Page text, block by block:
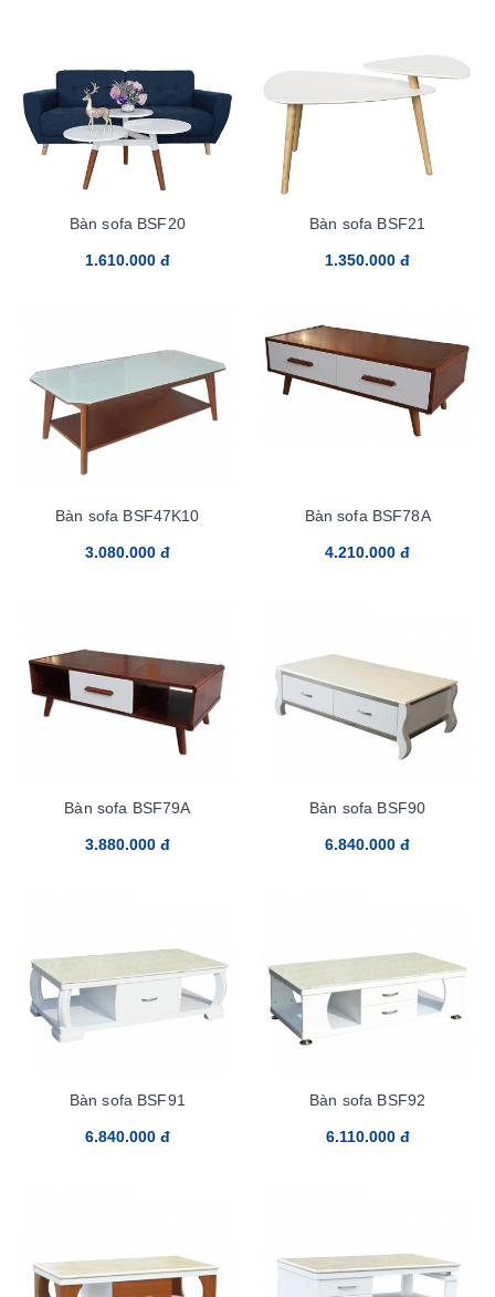
Bàn sofa BSF20
1.610.000 đ
Bàn sofa BSF21
1.350.000 đ
Bàn sofa BSF47K10
3.080.000 đ
Bàn sofa BSF78A
4.210.000 đ
Bàn sofa BSF79A
3.880.000 đ
Bàn sofa BSF90
6.840.000 đ
Bàn sofa BSF91
6.840.000 đ
Bàn sofa BSF92
6.110.000 đ